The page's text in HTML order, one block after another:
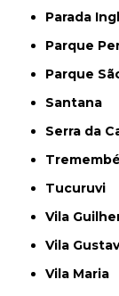
Parada
Parque
Parque
Santana
Serra da
Tremembé
Tucuruvi
Vila
Vila
Vila Maria